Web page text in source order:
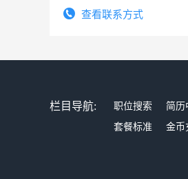
查看联系方式
栏目导航: 职位搜索 简历
套餐标准
金币